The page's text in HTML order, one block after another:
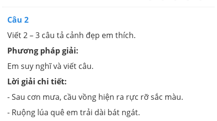
Câu 2
Viết 2 – 3 câu tả cảnh đẹp em thích.
Phương pháp giải:
Em suy nghĩ và viết câu.
Lời giải chi tiết:
- Sau cơn mưa, cầu vồng hiện ra rực rỡ sắc màu.
- Ruộng lúa quê em trải dài bát ngát.